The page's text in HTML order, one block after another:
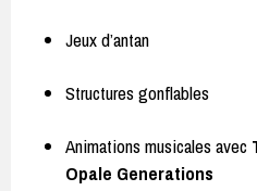
Jeux d’antan
Structures gonflables
Animations musicales avec
Opale Generations